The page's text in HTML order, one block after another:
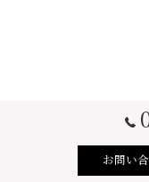
お問い